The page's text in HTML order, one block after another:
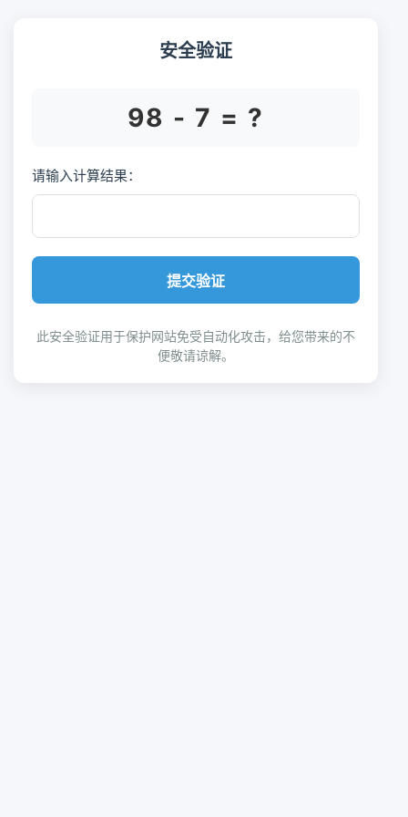
安全验证
98 - 7 = ?
请输入计算结果：
提交验证
此安全验证用于保护网站免受自动化攻击，给您带来的不
便敬请谅解。